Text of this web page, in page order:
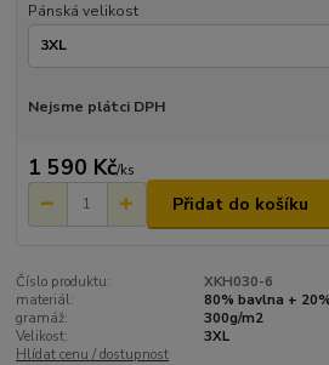
Pánská velikost
Nejsme plátci DPH
1 590 Kč/ks
Přidat do košíku
Číslo produktu:
XKH030-6
materiál:
80% bavlna +
gramáž:
300g/m2
Velikost:
3XL
Hlídat cenu / dostupnost